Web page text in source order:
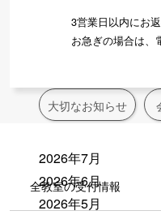
新着情報アー
大切なお知らせ
2026年7月
2026年6月
2026年5月
3営業日以内にお
お急ぎの場合は、
全教室の受付情報